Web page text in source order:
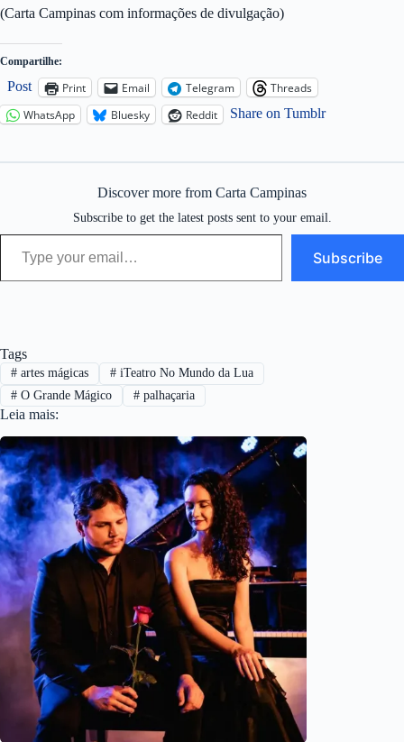
(Carta Campinas com informações de divulgação)
Compartilhe:
Post Print Email Telegram
Threads
WhatsApp
Bluesky Reddit Share on Tumblr
Discover more from Carta Campinas
Subscribe to get the latest posts sent to your email.
Type your email…
Subscribe
Tags
#artes mágicas #iTeatro No Mundo da Lua
#O Grande Mágico #palhaçaria
Leia mais: